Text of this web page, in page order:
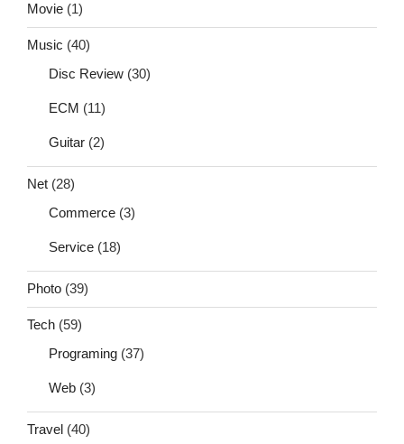
Movie (1)
Music (40)
Disc Review (30)
ECM (11)
Guitar (2)
Net (28)
Commerce (3)
Service (18)
Photo (39)
Tech (59)
Programing (37)
Web (3)
Travel (40)